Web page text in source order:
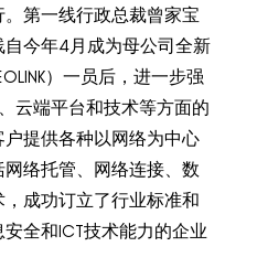
第一线行政总裁曾家宝
今年4月成为母公司全新
）一员后，进一步强
云端平台和技术等方面的
提供各种以网络为中心
络托管、网络连接、数
成功订立了行业标准和
全和ICT技术能力的企业